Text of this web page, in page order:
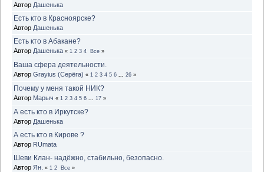
Автор Дашенька
Есть кто в Красноярске?
Автор Дашенька
Есть кто в Абакане?
Автор Дашенька « 1 2 3 4 Все »
Ваша сфера деятельности.
Автор Grayius (Серёга) « 1 2 3 4 5 6 26 »
Почему у меня такой НИК?
Автор Марыч « 1 2 3 4 5 6 17 »
А есть кто в Иркутске?
Автор Дашенька
А есть кто в Кирове ?
Автор RUmata
Шеви Клан- надёжно, стабильно, безопасно.
Автор Ян. « 1 2 Все »